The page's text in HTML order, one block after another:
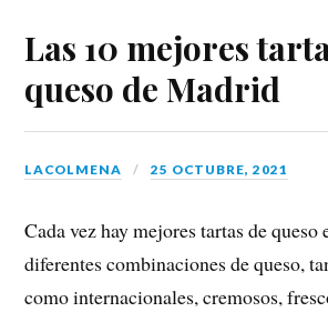
Las 10 mejores
queso de Madrid
LACOLMENA 25 OCTUBRE, 2021
Cada vez hay mejores tartas de
diferentes combinaciones de queso,
como internacionales, cremosos,